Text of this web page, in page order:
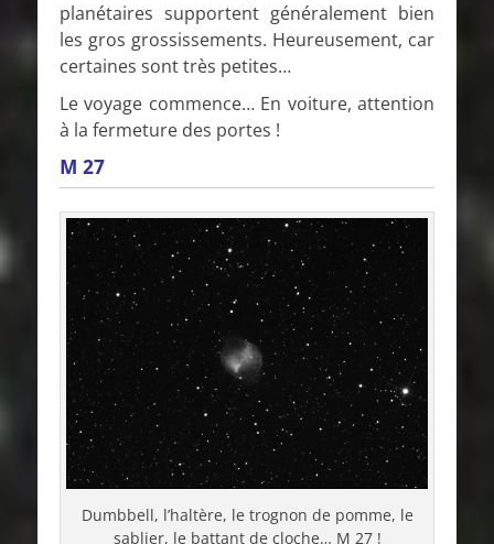
planétaires supportent généralement bien
les gros grossissements. Heureusement, car
certaines sont très petites…
Le voyage commence… En voiture, attention
à la fermeture des portes !
M 27
Dumbbell, l’haltère, le trognon de pomme, le
sablier, le battant de cloche… M 27 !